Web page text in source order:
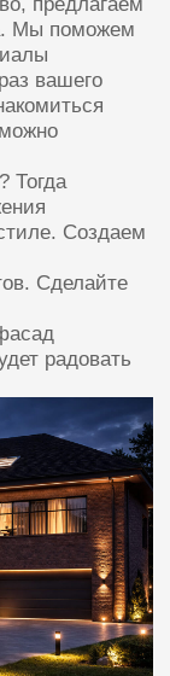
во